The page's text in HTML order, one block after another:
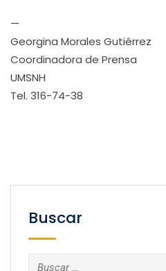
—
Georgina Morales Gutiérrez
Coordinadora de Prensa
UMSNH
Tel. 316-74-38
Buscar
Buscar: